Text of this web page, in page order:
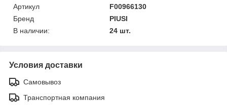
Артикул
F00966130
Бренд
PIUSI
В наличии:
24 шт.
Условия доставки
Самовывоз
Транспортная компания